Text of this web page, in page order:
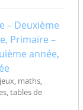
– Deuxième
Primaire –
année,
maths,
tables de